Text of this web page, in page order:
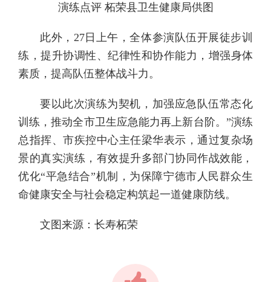
演练点评 柘荣县卫生健康局供图
此外，27日上午，全体参演队伍开展徒步训
练，提升协调性、纪律性和协作能力，增强身体
素质，提高队伍整体战斗力。
要以此次演练为契机，加强应急队伍常态化
训练，推动全市卫生应急能力再上新台阶。”演练
总指挥、市疾控中心主任梁华表示，通过复杂场
景的真实演练，有效提升多部门协同作战效能，
优化“平急结合”机制，为保障宁德市人民群众生
命健康安全与社会稳定构筑起一道健康防线。
文图来源：长寿柘荣